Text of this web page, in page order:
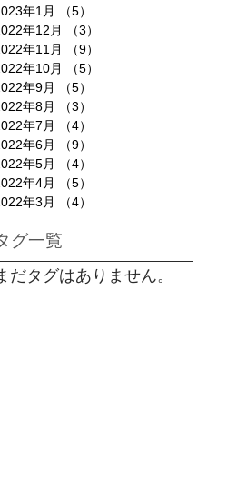
年1月
（5）
年12月
（3）
年11月
（9）
年10月
（5）
年9月
（5）
年8月
（3）
年7月
（4）
年6月
（9）
年5月
（4）
年4月
（5）
年3月
（4）
グ一覧
だタグはありません。